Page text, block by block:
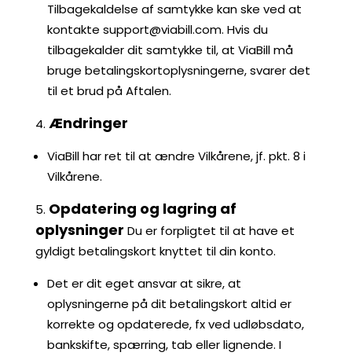
Tilbagekaldelse af samtykke kan ske ved at
kontakte support@viabill.com. Hvis du
tilbagekalder dit samtykke til, at ViaBill må
bruge betalingskortoplysningerne, svarer det
til et brud på Aftalen.
Ændringer
ViaBill har ret til at ændre Vilkårene, jf. pkt. 8 i
Vilkårene.
Opdatering og lagring af
oplysninger Du er forpligtet til at have et
gyldigt betalingskort knyttet til din konto.
Det er dit eget ansvar at sikre, at
oplysningerne på dit betalingskort altid er
korrekte og opdaterede, fx ved udløbsdato,
bankskifte, spærring, tab eller lignende. I